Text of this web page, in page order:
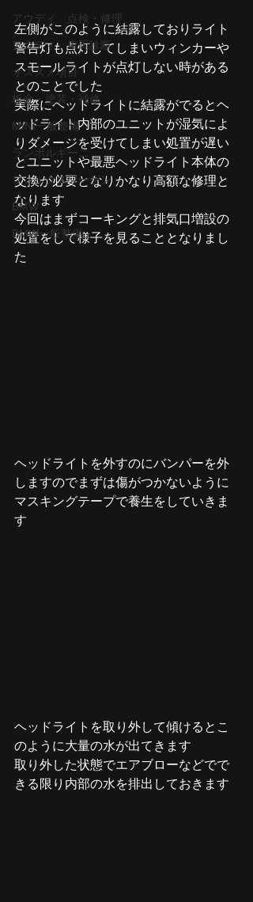
アウディ 点検・修理
アウディ 車両診断
オススメ項目
板金・塗装・補修
MINI一般整備
ランボルギーニ
フォルクスワーゲン
BMW
BMW一般整備
左側がこのように結露しておりライト
警告灯も点灯してしまいウィンカーや
スモールライトが点灯しない時がある
とのことでした
実際にヘッドライトに結露がでるとヘ
ッドライト内部のユニットが湿気によ
りダメージを受けてしまい処置が遅い
とユニットや最悪ヘッドライト本体の
交換が必要となりかなり高額な修理と
なります
今回はまずコーキングと排気口増設の
処置をして様子を見ることとなりまし
た
ヘッドライトを外すのにバンパーを外
しますのでまずは傷がつかないように
マスキングテープで養生をしていきま
す
ヘッドライトを取り外して傾けるとこ
のように大量の水が出てきます
取り外した状態でエアブローなどでで
きる限り内部の水を排出しておきます